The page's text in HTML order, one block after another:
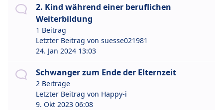
2. Kind während einer beruflichen
Weiterbildung
1 Beitrag
Letzter Beitrag von suesse021981
24. Jan 2024 13:03
Schwanger zum Ende der Elternzeit
2 Beiträge
Letzter Beitrag von Happy-i
9. Okt 2023 06:08